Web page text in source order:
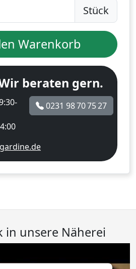
Stück
Warenkorb
beraten gern.
0231 98 70 75 27
in unsere Näherei